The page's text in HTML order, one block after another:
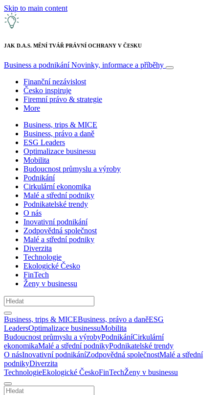
Skip to main content
JAK D.A.S. MĚNÍ TVÁŘ PRÁVNÍ OCHRANY V ČESKU
Business a podnikáníNovinky, informace a příběhy
Finanční nezávislost
Česko inspiruje
Firemní právo & strategie
More
Business, trips & MICE
Business, právo a daně
ESG Leaders
Optimalizace businessu
Mobilita
Budoucnost průmyslu a výroby
Podnikání
Cirkulární ekonomika
Malé a střední podniky
Podnikatelské trendy
O nás
Inovativní podnikání
Zodpovědná společnost
Malé a střední podniky
Diverzita
Technologie
Ekologické Česko
FinTech
Ženy v businessu
Business, trips & MICEBusiness, právo a daněESG
LeadersOptimalizace businessuMobilita
Budoucnost průmyslu a výrobyPodnikáníCirkulární
ekonomikaMalé a střední podnikyPodnikatelské trendy
O násInovativní podnikáníZodpovědná společnostMalé a střední
podnikyDiverzita
TechnologieEkologické ČeskoFinTechŽeny v businessu